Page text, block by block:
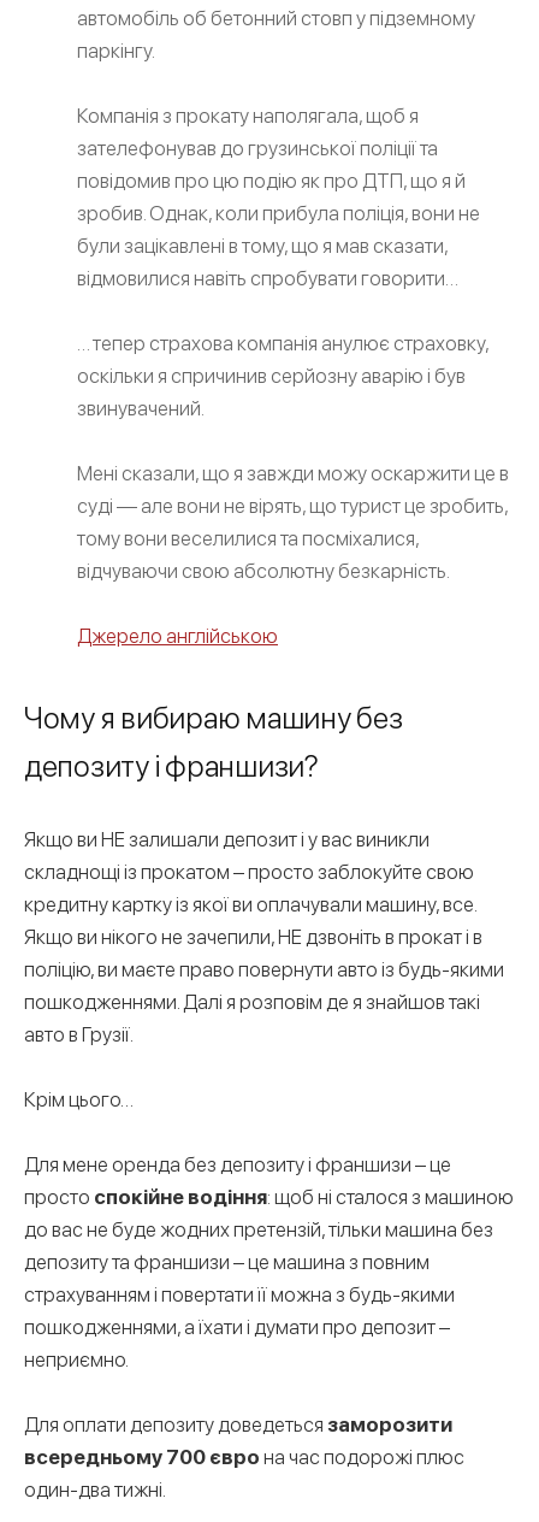
автомобіль об бетонний стовп у підземному
паркінгу.
Компанія з прокату наполягала, щоб я
зателефонував до грузинської поліції та
повідомив про цю подію як про ДТП, що я й
зробив. Однак, коли прибула поліція, вони не
були зацікавлені в тому, що я мав сказати,
відмовилися навіть спробувати говорити…
… тепер страхова компанія анулює страховку,
оскільки я спричинив серйозну аварію і був
звинувачений.
Мені сказали, що я завжди можу оскаржити це в
суді — але вони не вірять, що турист це зробить,
тому вони веселилися та посміхалися,
відчуваючи свою абсолютну безкарність.
Джерело англійською
Чому я вибираю машину без
депозиту і франшизи?
Якщо ви НЕ залишали депозит і у вас виникли
складнощі із прокатом – просто заблокуйте свою
кредитну картку із якої ви оплачували машину, все.
Якщо ви нікого не зачепили, НЕ дзвоніть в прокат і в
поліцію, ви маєте право повернути авто із будь-якими
пошкодженнями. Далі я розповім де я знайшов такі
авто в Грузії.
Крім цього…
Для мене оренда без депозиту і франшизи – це
просто спокійне водіння: щоб ні сталося з машиною
до вас не буде жодних претензій, тільки машина без
депозиту та франшизи – це машина з повним
страхуванням і повертати її можна з будь-якими
пошкодженнями, а їхати і думати про депозит –
неприємно.
Для оплати депозиту доведеться заморозити
всередньому 700 євро на час подорожі плюс
один-два тижні.